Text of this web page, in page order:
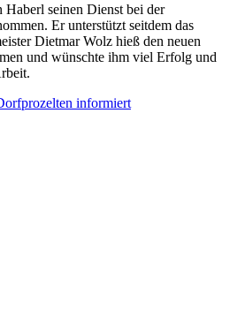
seinen Dienst bei der
Er unterstützt seitdem das
Dietmar Wolz hieß den neuen
und wünschte ihm viel Erfolg und
informiert